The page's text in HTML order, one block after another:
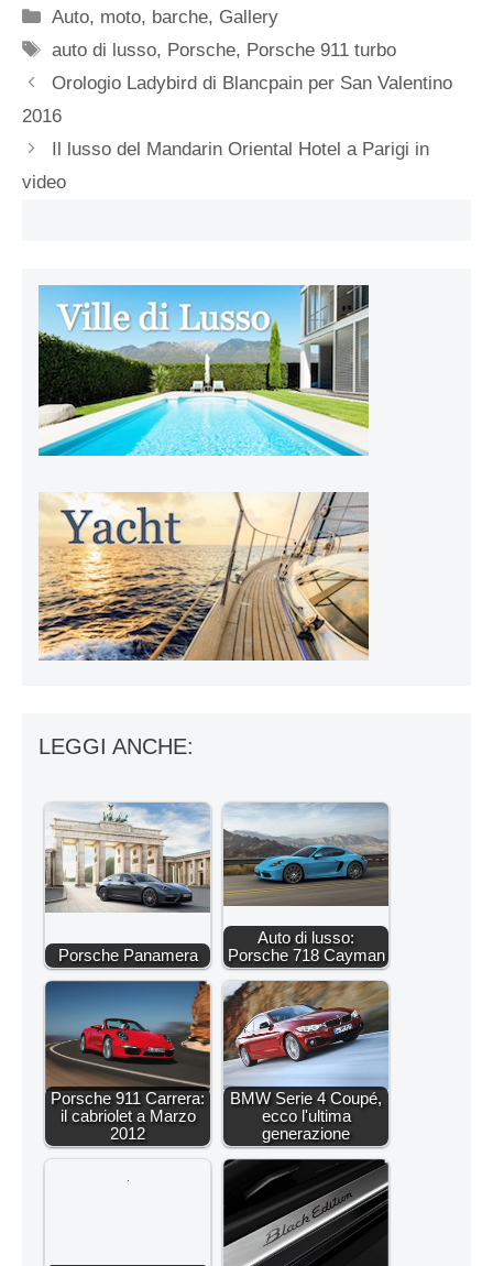
Categorie
Auto, moto, barche, Gallery
Tag
auto di lusso, Porsche, Porsche 911 turbo
Orologio Ladybird di Blancpain per San Valentino
2016
Il lusso del Mandarin Oriental Hotel a Parigi in
video
LEGGI ANCHE:
Porsche Panamera
Auto di lusso:
Porsche 718 Cayman
Porsche 911 Carrera:
il cabriolet a Marzo
2012
BMW Serie 4 Coupé,
ecco l'ultima
generazione